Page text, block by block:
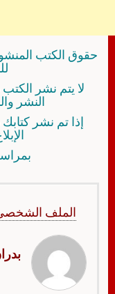
حقوق الكتب
لا يتم نشر
النشر
إذا تم نشر
الملف